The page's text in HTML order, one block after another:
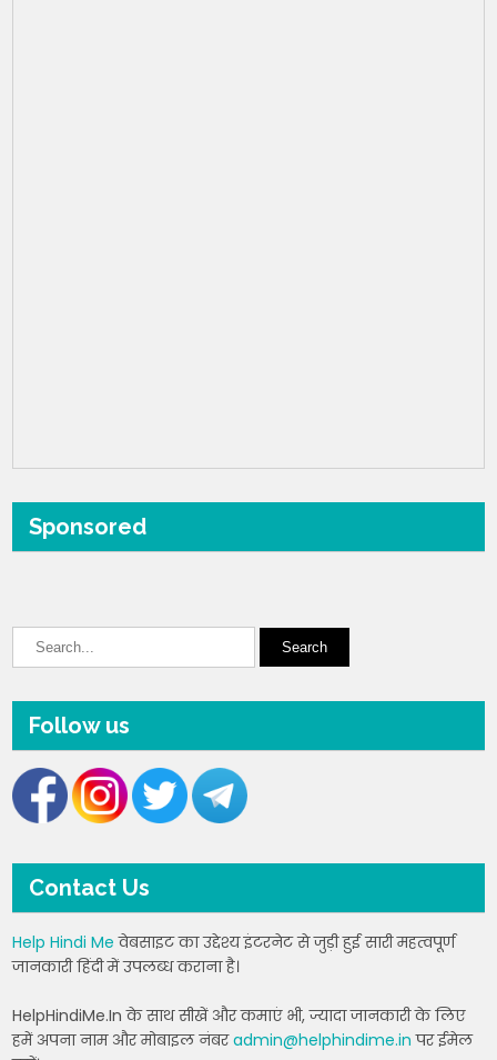
Sponsored
Follow us
Contact Us
Help Hindi Me वेबसाइट का उद्देश्य इंटरनेट से जुड़ी हुई सारी महत्वपूर्ण
जानकारी हिंदी में उपलब्ध कराना है।
HelpHindiMe.In के साथ सीखें और कमाएं भी, ज्यादा जानकारी के लिए
हमें अपना नाम और मोबाइल नंबरadmin@helphindime.in पर ईमेल